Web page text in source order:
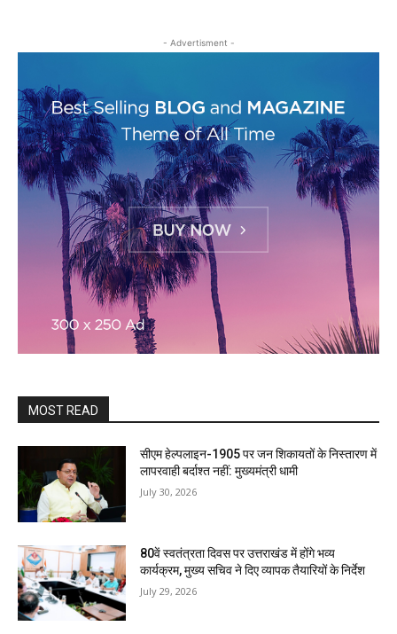
- Advertisment -
MOST READ
सीएम हेल्पलाइन-1905 पर जन शिकायतों के निस्तारण में
लापरवाही बर्दाश्त नहीं: मुख्यमंत्री धामी
July 30, 2026
80वें स्वतंत्रता दिवस पर उत्तराखंड में होंगे भव्य
कार्यक्रम, मुख्य सचिव ने दिए व्यापक तैयारियों के निर्देश
July 29, 2026